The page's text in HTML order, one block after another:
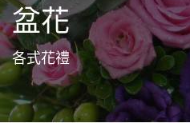
盆花
各式花禮